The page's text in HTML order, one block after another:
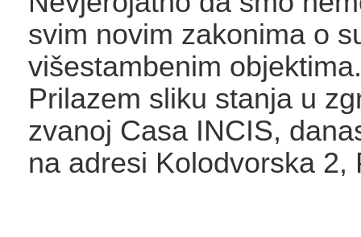
svim novim zakonima o
višestambenim objektima.
Prilazem sliku stanja u
zvanoj Casa INCIS,
na adresi Kolodvorska 2,